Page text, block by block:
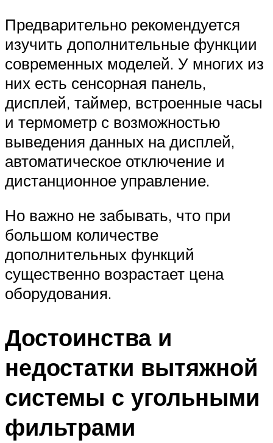
Предварительно рекомендуется
изучить дополнительные функции
современных моделей. У многих из
них есть сенсорная панель,
дисплей, таймер, встроенные часы
и термометр с возможностью
выведения данных на дисплей,
автоматическое отключение и
дистанционное управление.
Но важно не забывать, что при
большом количестве
дополнительных функций
существенно возрастает цена
оборудования.
Достоинства и
недостатки вытяжной
системы с угольными
фильтрами